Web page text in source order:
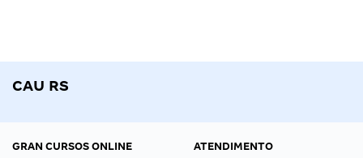
CAU RS
GRAN CURSOS ONLINE
ATENDIMENTO